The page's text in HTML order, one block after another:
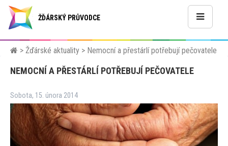
ŽĎÁRSKÝ PRŮVODCE
> Žďárské aktuality > Nemocní a přestárlí potřebují pečovatele
NEMOCNÍ A PŘESTÁRLÍ POTŘEBUJÍ PEČOVATELE
Sobota, 15. února 2014